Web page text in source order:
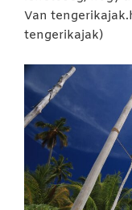
Van
tengerikajak)